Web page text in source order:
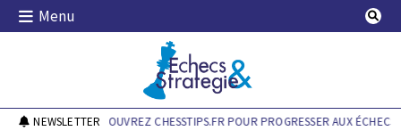
Skip
Menu
Echecs & Stratégie
NEWSLETTERDÉCOUVREZ CHESSTIPS.FR POUR PROGRESSER AUX ÉCHECS !